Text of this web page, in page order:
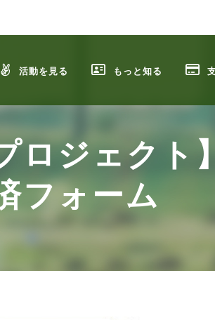
活動を見る もっと知る
ロジェク
フォーム